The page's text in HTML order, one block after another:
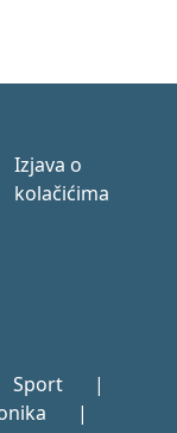
Izjava o
kolačićima
Sport
|
|